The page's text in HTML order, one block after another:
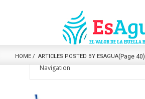
HOME ARTICLES POSTED BY ESAGUA(Page 40)